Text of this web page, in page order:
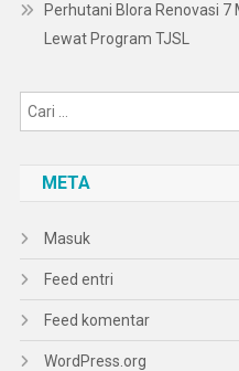
Perhutani Blora Renovasi 7
Lewat Program TJSL
META
Masuk
Feed entri
Feed komentar
WordPress.org